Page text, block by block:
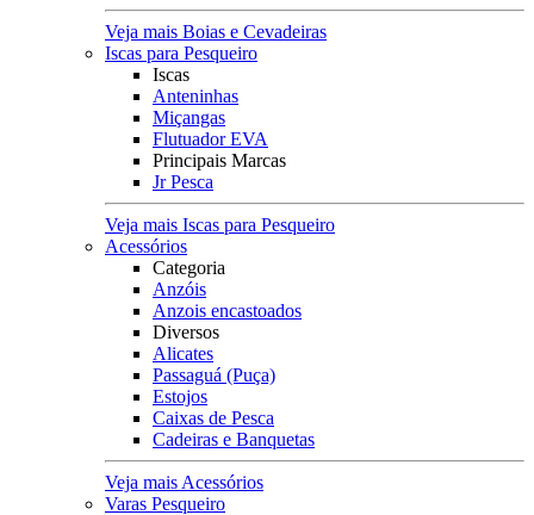
Veja mais Boias e Cevadeiras
Iscas para Pesqueiro
Iscas
Anteninhas
Miçangas
Flutuador EVA
Principais Marcas
Jr Pesca
Veja mais Iscas para Pesqueiro
Acessórios
Categoria
Anzóis
Anzois encastoados
Diversos
Alicates
Passaguá (Puça)
Estojos
Caixas de Pesca
Cadeiras e Banquetas
Veja mais Acessórios
Varas Pesqueiro